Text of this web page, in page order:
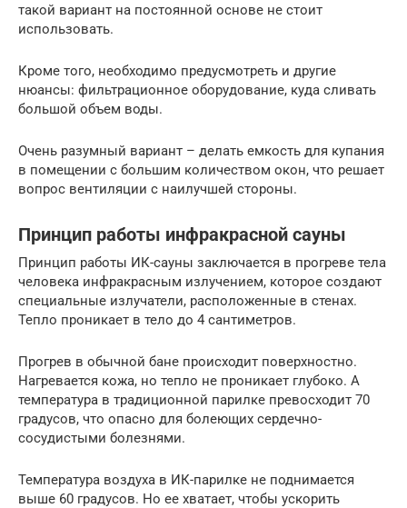
такой вариант на постоянной основе не стоит
использовать.
Кроме того, необходимо предусмотреть и другие
нюансы: фильтрационное оборудование, куда сливать
большой объем воды.
Очень разумный вариант – делать емкость для купания
в помещении с большим количеством окон, что решает
вопрос вентиляции с наилучшей стороны.
Принцип работы инфракрасной сауны
Принцип работы ИК-сауны заключается в прогреве тела
человека инфракрасным излучением, которое создают
специальные излучатели, расположенные в стенах.
Тепло проникает в тело до 4 сантиметров.
Прогрев в обычной бане происходит поверхностно.
Нагревается кожа, но тепло не проникает глубоко. А
температура в традиционной парилке превосходит 70
градусов, что опасно для болеющих сердечно-
сосудистыми болезнями.
Температура воздуха в ИК-парилке не поднимается
выше 60 градусов. Но ее хватает, чтобы ускорить